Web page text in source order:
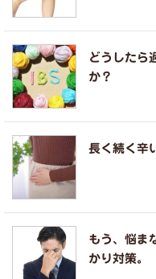
どうしたら
か？
長く続く辛
もう、悩ま
かり対策。